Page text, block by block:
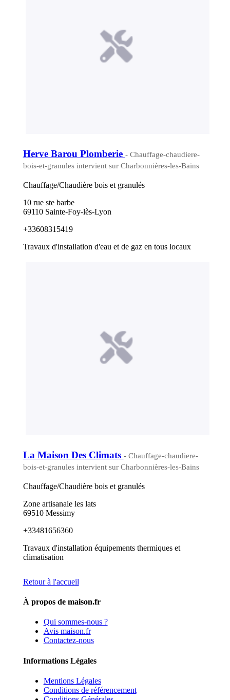
Herve Barou Plomberie - Chauffage-chaudiere-
bois-et-granules intervient sur Charbonnières-les-Bains
Chauffage/Chaudière bois et granulés
10 rue ste barbe
69110 Sainte-Foy-lès-Lyon
+33608315419
Travaux d'installation d'eau et de gaz en tous locaux
La Maison Des Climats - Chauffage-chaudiere-
bois-et-granules intervient sur Charbonnières-les-Bains
Chauffage/Chaudière bois et granulés
Zone artisanale les lats
69510 Messimy
+33481656360
Travaux d'installation équipements thermiques et
climatisation
Retour à l'accueil
À propos de maison.fr
Qui sommes-nous ?
Avis maison.fr
Contactez-nous
Informations Légales
Mentions Légales
Conditions de référencement